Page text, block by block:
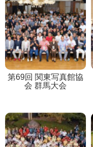
第69回 関東写真館協
会 群馬大会